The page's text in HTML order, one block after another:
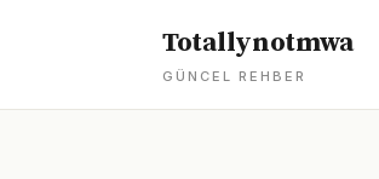
Totallynotmwa
GÜNCEL REHBER